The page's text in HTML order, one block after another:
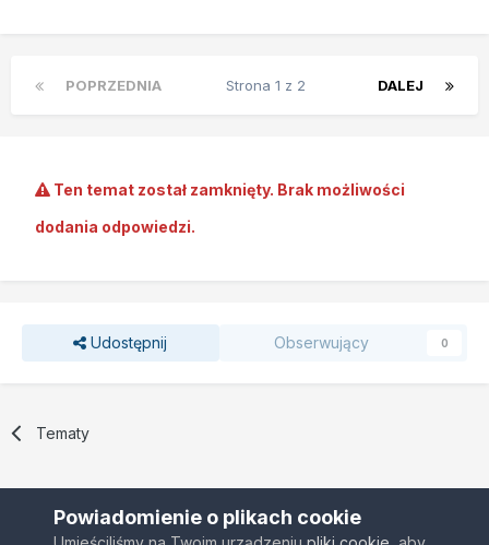
POPRZEDNIA DALEJ
Strona 1 z 2
Ten temat został zamknięty. Brak możliwości
dodania odpowiedzi.
Udostępnij Obserwujący 0
Tematy
Powiadomienie o plikach cookie